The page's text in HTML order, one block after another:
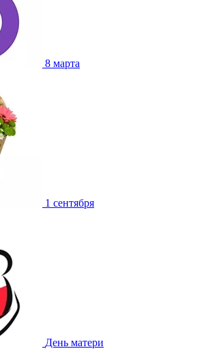
8 марта
1 сентября
День матери